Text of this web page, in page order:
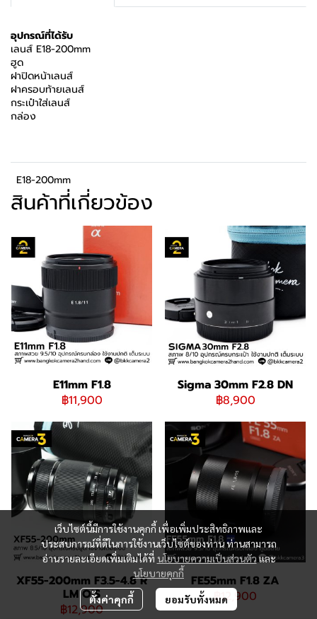
อุปกรณ์ที่ได้รับ
เลนส์ E18-200mm
ฮูด
ฝาปิดหน้าเลนส์
ฝาครอบท้ายเลนส์
กระเป๋าใส่เลนส์
กล่อง
E18-200mm
สินค้าที่เกี่ยวข้อง
E11mm F1.8
฿11,900
Sigma 30mm F2.8 DN
฿8,900
XF55-200mm F3.5-4.8 R
LM OIS
฿12,900
FE55mm F1.8 ZA
฿12,900
เว็บไซต์นี้มีการใช้งานคุกกี้ เพื่อเพิ่มประสิทธิภาพและ
ประสบการณ์ที่ดีในการใช้งานเว็บไซต์ของท่าน ท่านสามารถ
อ่านรายละเอียดเพิ่มเติมได้ที่ นโยบายความเป็นส่วนตัวและ
นโยบายคุกกี้
ตั้งค่าคุกกี้ ยอมรับทั้งหมด